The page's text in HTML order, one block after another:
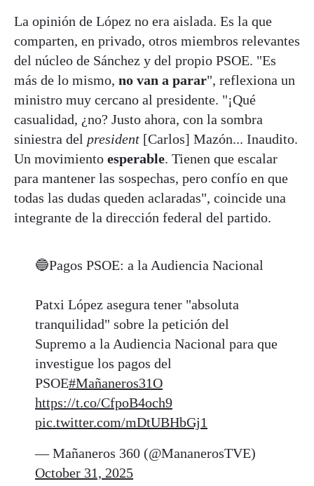
La opinión de López no era aislada. Es la que
comparten, en privado, otros miembros relevantes
del núcleo de Sánchez y del propio PSOE. "Es
más de lo mismo, no van a parar", reflexiona un
ministro muy cercano al presidente. "¡Qué
casualidad, ¿no? Justo ahora, con la sombra
siniestra del president [Carlos] Mazón... Inaudito.
Un movimiento esperable. Tienen que escalar
para mantener las sospechas, pero confío en que
todas las dudas queden aclaradas", coincide una
integrante de la dirección federal del partido.
🔵Pagos PSOE: a la Audiencia Nacional
Patxi López asegura tener "absoluta
tranquilidad" sobre la petición del
Supremo a la Audiencia Nacional para que
investigue los pagos del
PSOE#Mañaneros31O
https://t.co/CfpoB4och9
pic.twitter.com/mDtUBHbGj1
— Mañaneros 360 (@MananerosTVE)
October 31, 2025